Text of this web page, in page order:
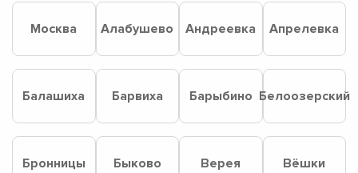
Москва Алабушево Андреевка Апрелевка
Балашиха Барвиха Барыбино Белоозерский
Бронницы Быково Верея Вёшки